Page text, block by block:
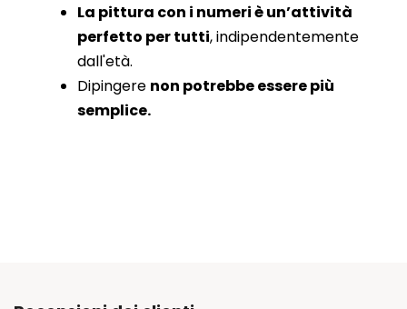
La pittura con i numeri è un’attività
perfetto per tutti, indipendentemente
dall'età.
Dipingere non potrebbe essere più
semplice.